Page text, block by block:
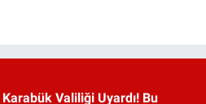
Karabük Valiliği Uyardı! Bu